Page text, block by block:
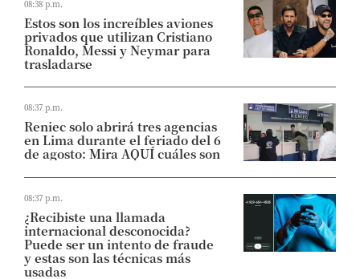
08:38 p.m.
Estos son los increíbles aviones
privados que utilizan Cristiano
Ronaldo, Messi y Neymar para
trasladarse
08:37 p.m.
Reniec solo abrirá tres agencias
en Lima durante el feriado del 6
de agosto: Mira AQUÍ cuáles son
08:37 p.m.
¿Recibiste una llamada
internacional desconocida?
Puede ser un intento de fraude
y estas son las técnicas más
usadas